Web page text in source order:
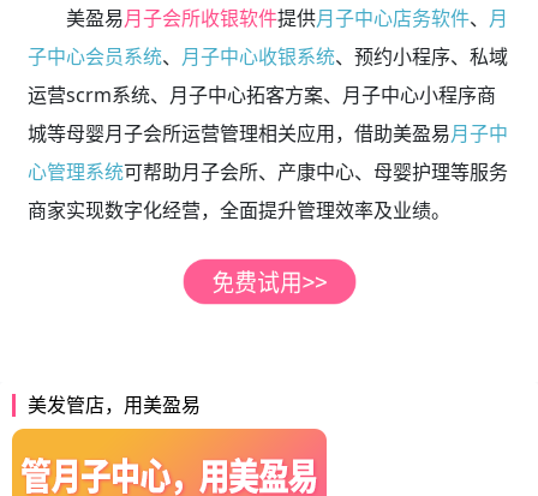
美盈易月子会所收银软件提供月子中心店务软件、 月
子中心会员系统、 月子中心收银系统、预约小程序、私域
运营scrm系统、月子中心拓客方案、月子中心小程序商
城等母婴月子会所运营管理相关应用，借助美盈易月子中
心管理系统可帮助月子会所、产康中心、母婴护理等服务
商家实现数字化经营，全面提升管理效率及业绩。
美发管店，用美盈易